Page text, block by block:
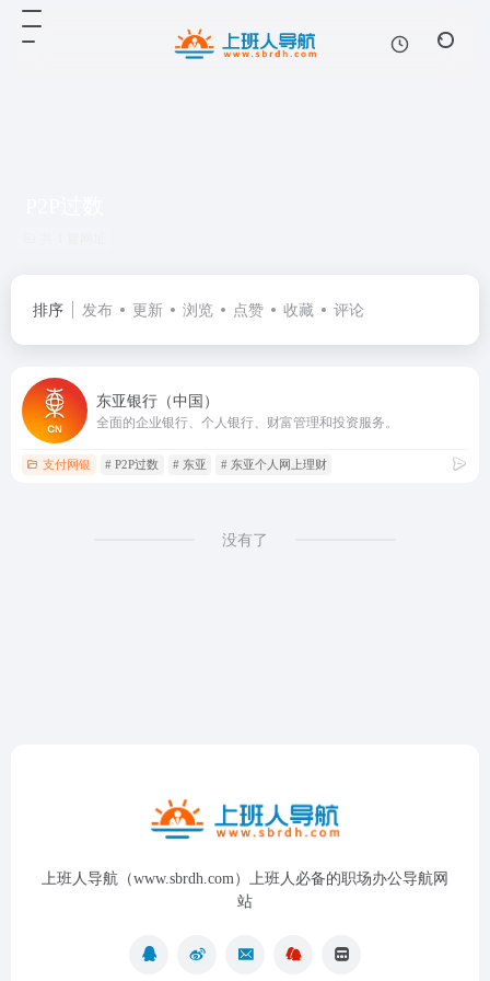
排序 发布 更新 浏览 点赞 收藏 评论
东亚银行（中国）
全面的企业银行、个人银行、财富管理和投资服务。
支付网银 # P2P过数 # 东亚 # 东亚个人网上理财
没有了
上班人导航（www.sbrdh.com）上班人必备的职场办公导航网
站